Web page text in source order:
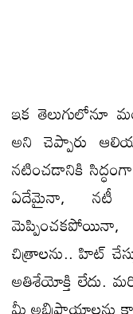
ఇక తెలుగులోనూ
అని చెప్పారు
నటించడానికి
ఏదేమైనా, నటీ
చిత్రాలను.. హిట్
అతిశేయోక్తి లేదు.